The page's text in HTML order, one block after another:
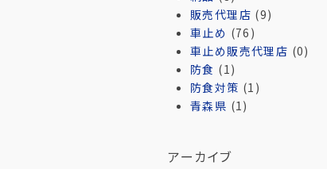
販売代理店 (9)
車止め (76)
車止め販売代理店 (0)
防食 (1)
防食対策 (1)
青森県 (1)
アーカイブ